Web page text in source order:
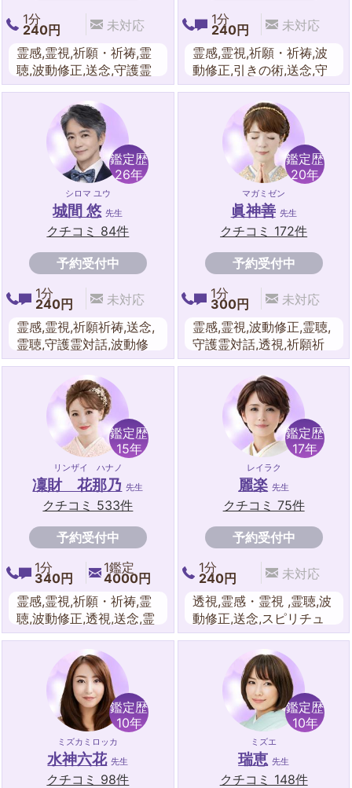
1分
240円
未対応
霊感,霊視,祈願・祈祷,霊
聴,波動修正,送念,守護霊
対話,スピリチュアル,オ
ラクルカードリーディン
グ,チャネリング,遠隔ヒ
ーリング,エネルギーワー
ク,レイキ,チャクラ,水晶,
オラクルカード,カラーセ
1分
240円
未対応
霊感,霊視,祈願・祈祷,波
動修正,引きの術,送念,守
護霊対話,霊聴,遠隔ヒー
リング,エネルギーワー
ク,霊感タロット,スピリ
チュアル,オーラリーディ
ング,ダウンジング,東洋
占星術,九星気学,数魂術,
鑑定歴
26年
シロマ ユウ
城間 悠 先生
クチコミ 84件
予約受付中
1分
240円
未対応
霊感,霊視,祈願祈祷,送念,
霊聴,守護霊対話,波動修
正,言霊,音霊,エネルギー
ワーク,オーラリーディン
グ,スピリチュアル,遠隔
ヒーリング,東洋占星術,
四柱推命,算命学
鑑定歴
20年
マガミゼン
眞神善 先生
クチコミ 172件
予約受付中
1分
300円
未対応
霊感,霊視,波動修正,霊聴,
守護霊対話,透視,祈願祈
祷,送念・思念伝達,遠隔
ヒーリング,エネルギーワ
ーク,スピリチュアル,チ
ャクラ,オーラ浄化,レイ
キ,霊感タロット,オーラ
リーディング
鑑定歴
15年
リンザイ ハナノ
凜財 花那乃 先生
クチコミ 533件
予約受付中
1分
340円
1鑑定
4000円
霊感,霊視,祈願・祈祷,霊
聴,波動修正,透視,送念,霊
感タロット,スピリチュア
ル,チャネリング,守護霊
対話,遠隔ヒーリング,エ
ネルギーワーク,オーラリ
ーディング.レイキ,チャ
クラ,水晶,ルーン,ダウジ
ング.魔術.夢占い,天命占
星術,シータヒーリング,
タロットカード
鑑定歴
17年
レイラク
麗楽 先生
クチコミ 75件
予約受付中
1分
240円
未対応
透視,霊感・霊視 ,霊聴,波
動修正,送念,スピリチュ
アル,祈願・祈祷,守護霊
対話,遠隔ヒーリング
鑑定歴
10年
ミズカミロッカ
水神六花 先生
クチコミ 98件
鑑定歴
10年
ミズエ
瑞恵 先生
クチコミ 148件